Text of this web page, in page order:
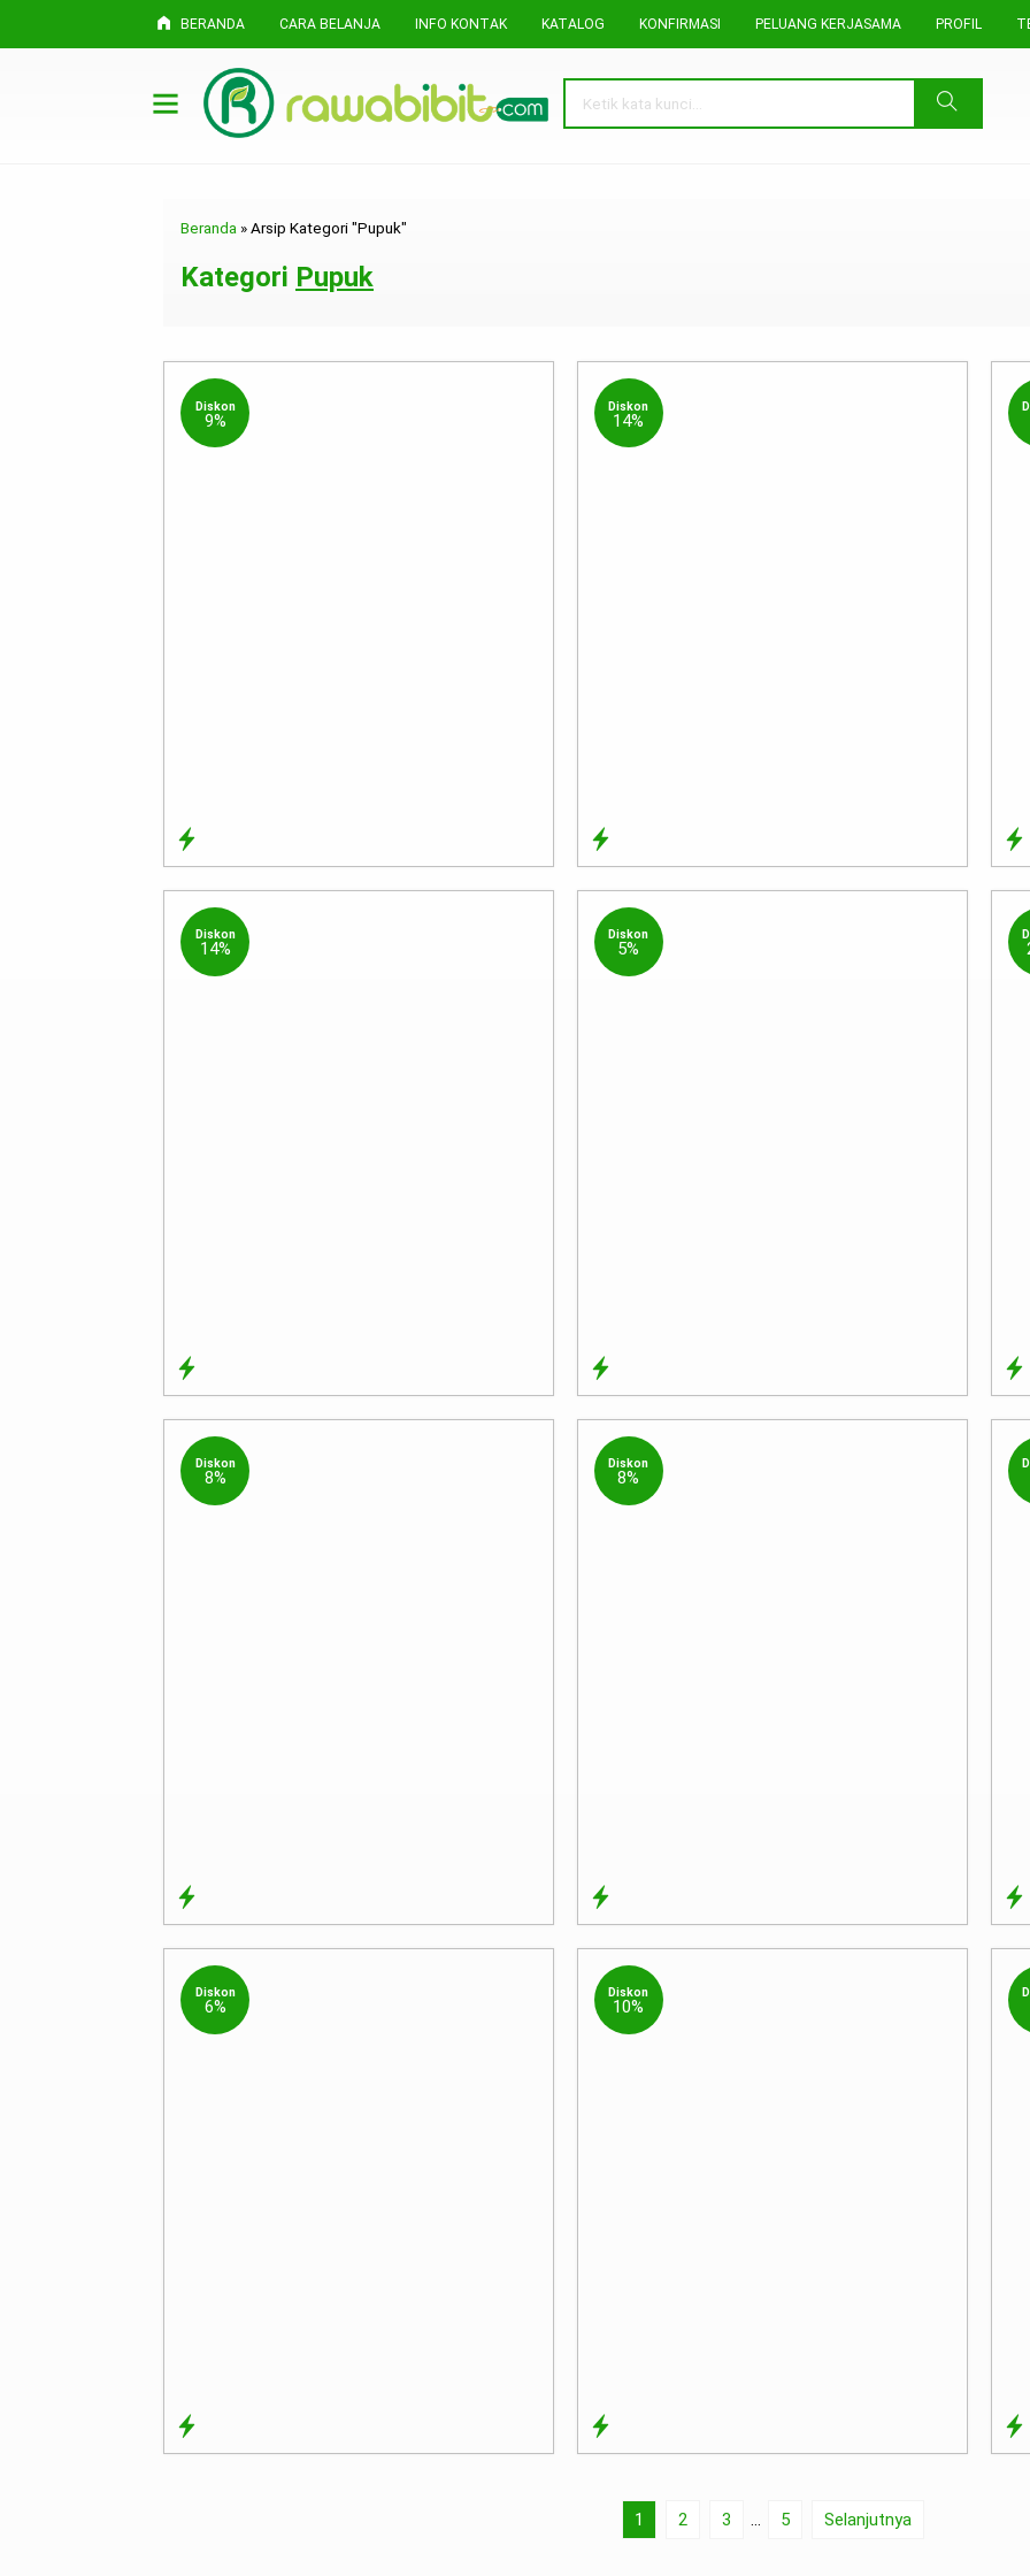
BERANDA CARA BELANJA INFO KONTAK KATALOG KONFIRMASI PELUANG KERJASAMA PROFIL
Beranda »Arsip Kategori "Pupuk"
Kategori Pupuk
Diskon
9%
Diskon
14%
Diskon
14%
Diskon
5%
Diskon
8%
Diskon
8%
Diskon
6%
Diskon
10%
1 2 3 … 5 Selanjutnya